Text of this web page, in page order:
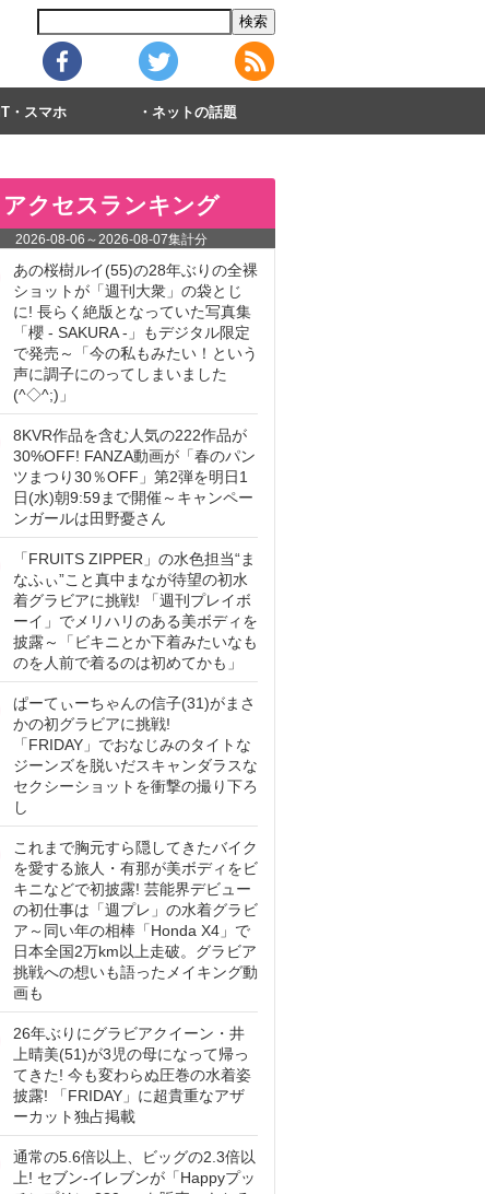
IT・スマホ ネットの話題
アクセスランキング
2026-08-06 ～2026-08-07集計分
あの桜樹ルイ(55)の28年ぶりの全裸
ショットが「週刊大衆」の袋とじ
に! 長らく絶版となっていた写真集
「櫻 - SAKURA -」もデジタル限定
で発売～「今の私もみたい！という
声に調子にのってしまいました
(^◇^;)」
8KVR作品を含む人気の222作品が
30%OFF! FANZA動画が「春のパン
ツまつり30％OFF」第2弾を明日1
日(水)朝9:59まで開催～キャンペー
ンガールは田野憂さん
「FRUITS ZIPPER」の水色担当“ま
なふぃ”こと真中まなが待望の初水
着グラビアに挑戦! 「週刊プレイボ
ーイ」でメリハリのある美ボディを
披露～「ビキニとか下着みたいなも
のを人前で着るのは初めてかも」
ぱーてぃーちゃんの信子(31)がまさ
かの初グラビアに挑戦!
「FRIDAY」でおなじみのタイトな
ジーンズを脱いだスキャンダラスな
セクシーショットを衝撃の撮り下ろ
し
これまで胸元すら隠してきたバイク
を愛する旅人・有那が美ボディをビ
キニなどで初披露! 芸能界デビュー
の初仕事は「週プレ」の水着グラビ
ア～同い年の相棒「Honda X4」で
日本全国2万km以上走破。グラビア
挑戦への想いも語ったメイキング動
画も
26年ぶりにグラビアクイーン・井
上晴美(51)が3児の母になって帰っ
てきた! 今も変わらぬ圧巻の水着姿
披露! 「FRIDAY」に超貴重なアザ
ーカット独占掲載
通常の5.6倍以上、ビッグの2.3倍以
上! セブン‐イレブンが「Happyプッ